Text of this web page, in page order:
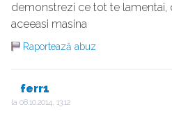
demonstrezi ce tot te lamentai,
aceeasi masina
Raportează abuz
ferr1
la 08.10.2014, 13:12